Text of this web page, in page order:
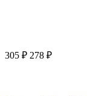
305 ₽ 278 ₽